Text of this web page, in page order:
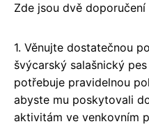
Zde jsou dvě
1. Věnujte dostatečnou
švýcarský salašnický
potřebuje pravidelnou
abyste mu poskytovali
aktivitám ve venkovním